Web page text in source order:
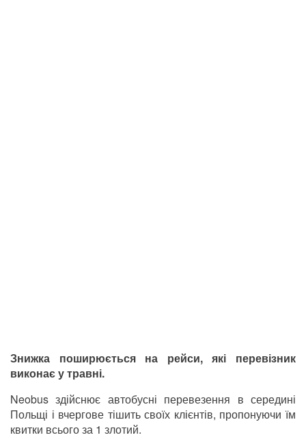
Знижка поширюється на рейси, які перевізник
виконає у травні.
Neobus здійснює автобусні перевезення в середині
Польщі і вчергове тішить своїх клієнтів, пропонуючи їм
квитки всього за 1 злотий.